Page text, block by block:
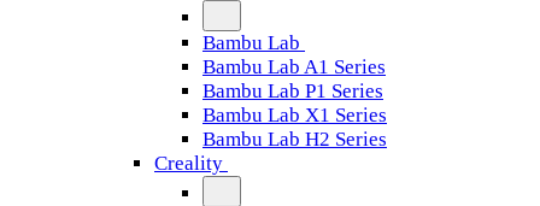
Bambu Lab
Bambu Lab A1 Series
Bambu Lab P1 Series
Bambu Lab X1 Series
Bambu Lab H2 Series
Creality